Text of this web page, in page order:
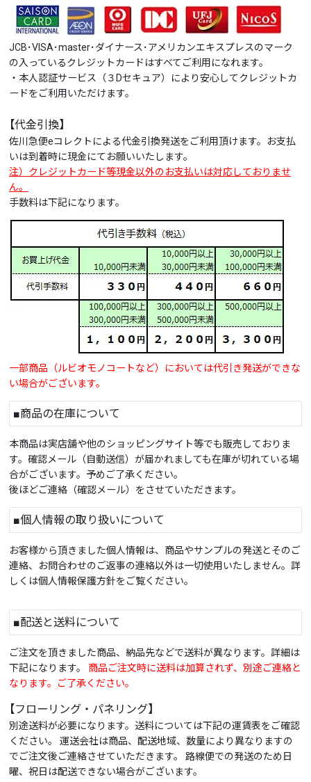
JCB･VISA･master･ダイナース･アメリカンエキスプレスのマーク
の入っているクレジットカードはすべてご利用になれます。
・本人認証サービス（３Dセキュア）により安心してクレジットカ
ードをご利用いただけます。
【代金引換】
佐川急便eコレクトによる代金引換発送をご利用頂けます。お支払
いは到着時に現金にてお願いいたします。
注）クレジットカード等現金以外のお支払いは対応しておりませ
ん。
手数料は下記になります。
一部商品（ルビオモノコートなど）においては代引き発送ができな
い場合がございます。
■商品の在庫について
本商品は実店舗や他のショッピングサイト等でも販売しておりま
す。確認メール（自動送信）が届かれましても在庫が切れている場
合がございます。予めご了承ください。
後ほどご連絡（確認メール）をさせていただきます。
■個人情報の取り扱いについて
お客様から頂きました個人情報は、商品やサンプルの発送とそのご
連絡、お問合わせのご返事の連絡以外は一切使用いたしません。詳
しくは個人情報保護方針をご覧ください。
■配送と送料について
ご注文を頂きました商品、納品先などで送料が異なります。詳細は
下記になります。 商品ご注文時に送料は加算されず、別途ご連絡と
なります。ご了承ください。
【フローリング・パネリング】
別途送料が必要になります。送料については下記の運賃表をご確認
ください。 運送会社は商品、配送地域、数量により異なりますの
でご注文後ご連絡させていただきます。 路線便での発送のため日
曜、祝日は配送できない場合がございます。